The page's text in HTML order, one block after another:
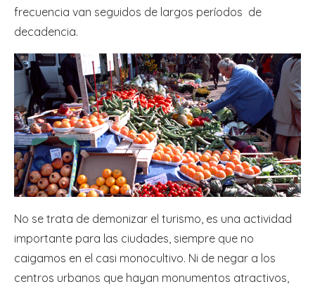
frecuencia van seguidos de largos períodos de
decadencia.
No se trata de demonizar el turismo, es una actividad
importante para las ciudades, siempre que no
caigamos en el casi monocultivo. Ni de negar a los
centros urbanos que hayan monumentos atractivos,